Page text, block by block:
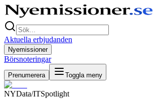
Aktuella erbjudanden
Nyemissioner
Börsnoteringar
Prenumerera Toggla meny
NYData/ITSpotlight